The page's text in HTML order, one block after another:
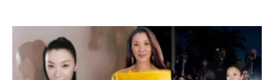
Ismail iaitu Mohd. Noor Hamizi, 39, berkata, sejak dua
minggu lalu, Allahyarham semakin kerap berbual mengenai
kematian, dosa pahala serta hari pembalasan.